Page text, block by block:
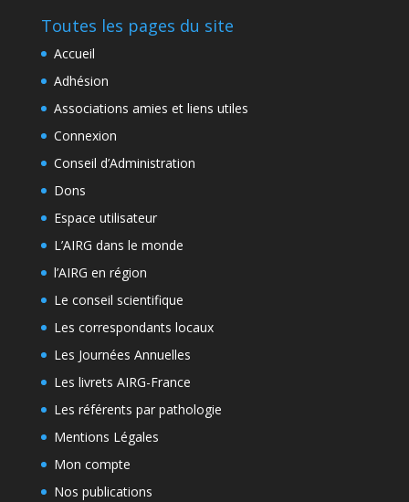
Toutes les pages du site
Accueil
Adhésion
Associations amies et liens utiles
Connexion
Conseil d’Administration
Dons
Espace utilisateur
L’AIRG dans le monde
l’AIRG en région
Le conseil scientifique
Les correspondants locaux
Les Journées Annuelles
Les livrets AIRG-France
Les référents par pathologie
Mentions Légales
Mon compte
Nos publications